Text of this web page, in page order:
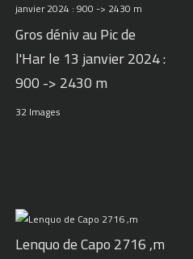
Gros déniv au Pic de
l'Har le 13 janvier 2024 :
900 -> 2430 m
32 Images
Lenquo de Capo 2716 ,m